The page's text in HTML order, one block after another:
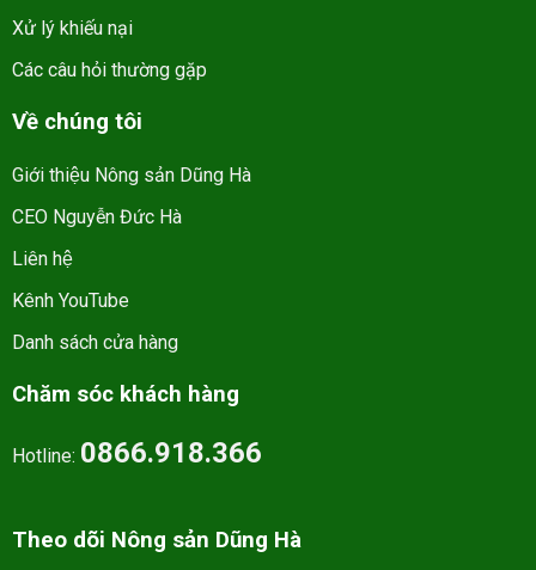
Xử lý khiếu nại
Các câu hỏi thường gặp
Về chúng tôi
Giới thiệu Nông sản Dũng Hà
CEO Nguyễn Đức Hà
Liên hệ
Kênh YouTube
Danh sách cửa hàng
Chăm sóc khách hàng
Hotline: 0866.918.366
Theo dõi Nông sản Dũng Hà